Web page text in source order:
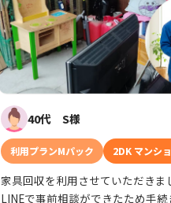
40代 S様
利用プランMパック 2DK マンシ
家具回収を利用させていただきま
LINEで事前相談ができたため手